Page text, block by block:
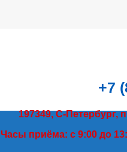
+7
197349, С-Петербург,
Часы приёма: с 9:00 до